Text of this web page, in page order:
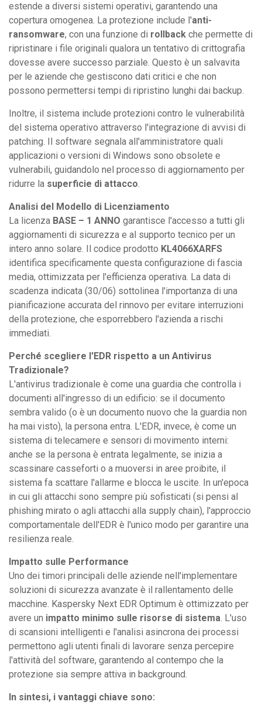
estende a diversi sistemi operativi, garantendo una
copertura omogenea. La protezione include l'anti-
ransomware, con una funzione di rollback che permette di
ripristinare i file originali qualora un tentativo di crittografia
dovesse avere successo parziale. Questo è un salvavita
per le aziende che gestiscono dati critici e che non
possono permettersi tempi di ripristino lunghi dai backup.
Inoltre, il sistema include protezioni contro le vulnerabilità
del sistema operativo attraverso l'integrazione di avvisi di
patching. Il software segnala all'amministratore quali
applicazioni o versioni di Windows sono obsolete e
vulnerabili, guidandolo nel processo di aggiornamento per
ridurre la superficie di attacco.
Analisi del Modello di Licenziamento
La licenza BASE – 1 ANNO garantisce l'accesso a tutti gli
aggiornamenti di sicurezza e al supporto tecnico per un
intero anno solare. Il codice prodotto KL4066XARFS
identifica specificamente questa configurazione di fascia
media, ottimizzata per l'efficienza operativa. La data di
scadenza indicata (30/06) sottolinea l'importanza di una
pianificazione accurata del rinnovo per evitare interruzioni
della protezione, che esporrebbero l'azienda a rischi
immediati.
Perché scegliere l'EDR rispetto a un Antivirus
Tradizionale?
L'antivirus tradizionale è come una guardia che controlla i
documenti all'ingresso di un edificio: se il documento
sembra valido (o è un documento nuovo che la guardia non
ha mai visto), la persona entra. L'EDR, invece, è come un
sistema di telecamere e sensori di movimento interni:
anche se la persona è entrata legalmente, se inizia a
scassinare casseforti o a muoversi in aree proibite, il
sistema fa scattare l'allarme e blocca le uscite. In un'epoca
in cui gli attacchi sono sempre più sofisticati (si pensi al
phishing mirato o agli attacchi alla supply chain), l'approccio
comportamentale dell'EDR è l'unico modo per garantire una
resilienza reale.
Impatto sulle Performance
Uno dei timori principali delle aziende nell'implementare
soluzioni di sicurezza avanzate è il rallentamento delle
macchine. Kaspersky Next EDR Optimum è ottimizzato per
avere un impatto minimo sulle risorse di sistema. L'uso
di scansioni intelligenti e l'analisi asincrona dei processi
permettono agli utenti finali di lavorare senza percepire
l'attività del software, garantendo al contempo che la
protezione sia sempre attiva in background.
In sintesi, i vantaggi chiave sono: